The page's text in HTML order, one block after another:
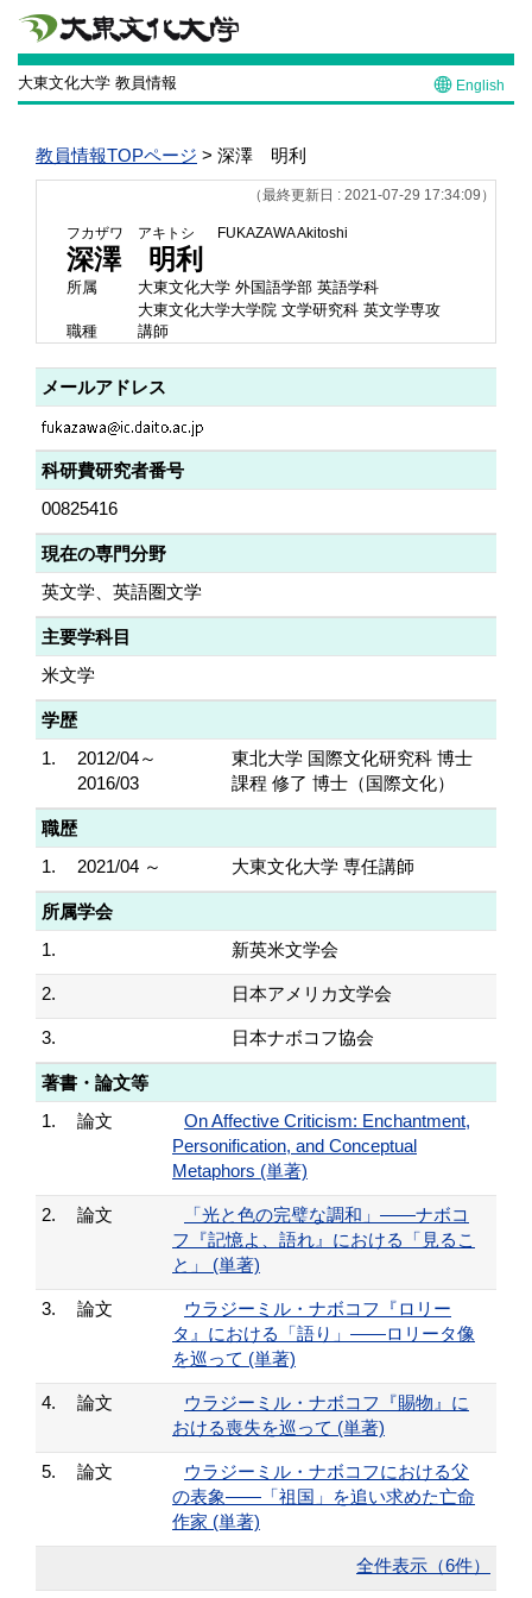
大東文化大学 教員情報 English
教員情報TOPページ > 深澤 明利
（最終更新日 : 2021-07-29 17:34:09）
フカザワ アキトシ FUKAZAWA Akitoshi
深澤 明利
所属
大東文化大学 外国語学部 英語学科
大東文化大学大学院 文学研究科 英文学専攻
職種
講師
メールアドレス
科研費研究者番号
00825416
現在の専門分野
英文学、英語圏文学
主要学科目
米文学
学歴
1.
2012/04～
2016/03
東北大学 国際文化研究科 博士
課程 修了 博士（国際文化）
職歴
1.
2021/04 ～ 大東文化大学 専任講師
所属学会
1.
新英米文学会
2. 日本アメリカ文学会
3. 日本ナボコフ協会
著書・論文等
1.
論文
On Affective Criticism: Enchantment,
Personification, and Conceptual
Metaphors (単著)
2. 論文
「光と色の完璧な調和」――ナボコ
フ『記憶よ、語れ』における「見るこ
と」 (単著)
3. 論文
ウラジーミル・ナボコフ『ロリー
タ』における「語り」――ロリータ像
を巡って (単著)
4. 論文
ウラジーミル・ナボコフ『賜物』に
おける喪失を巡って (単著)
5. 論文
ウラジーミル・ナボコフにおける父
の表象――「祖国」を追い求めた亡命
作家 (単著)
全件表示（6件）